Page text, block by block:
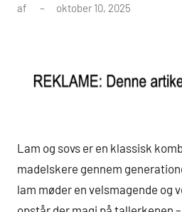
af oktober 10, 2025
Lam og sovs er en klassisk
madelskere gennem
lam møder en velsmagende og